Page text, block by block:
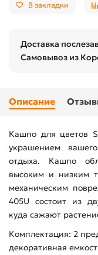
В закладки
Доставка
Самовывоз из
Описание
Кашпо для цветов
украшением
отдыха. Кашпо
высоким и низким
механическим
405U состоит из
куда сажают
Комплектация: 2
декоративная